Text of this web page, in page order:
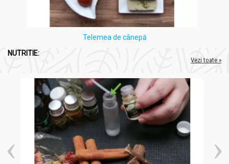
Hapciu [raceala gripa] solubil natural fara zahar 12pl -
FARES
respiratorii.
nasului.
Contribuie la fluidificarea și eliminarea secrețiilor
bronșice.
Sprijină procesul natural de expectorație.
Ajută la întărirea sistemului imunitar.
Eficiență clinică confirmată în peste 94% dintre cazuri.
Fără zahăr, conservanți sau aditivi sintetici.
Potrivit pentru utilizarea încă de la apariția primelor
simptome de răceală și gripă.
Telemea de cânepă
NUTRITIE:
Vezi toate »